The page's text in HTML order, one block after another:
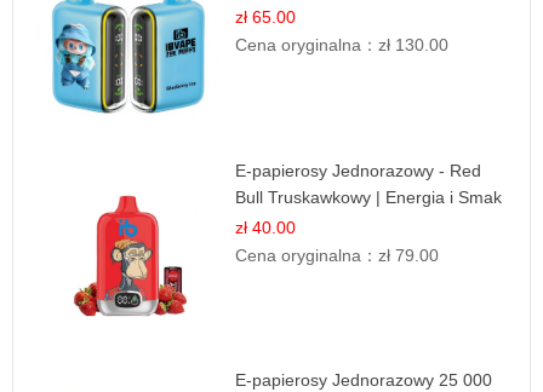
Smak
zł 65.00
Cena oryginalna：zł 130.00
E-papierosy Jednorazowy - Red
Bull Truskawkowy | Energia i Smak
zł 40.00
Cena oryginalna：zł 79.00
E-papierosy Jednorazowy 25 000